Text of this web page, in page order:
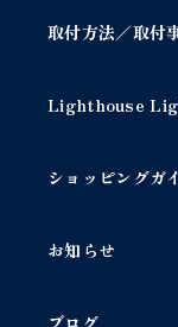
取付方法／取付
Lighthouse
ショッピングガ
お知らせ